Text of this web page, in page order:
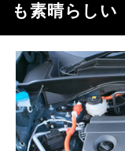
も素晴らしい